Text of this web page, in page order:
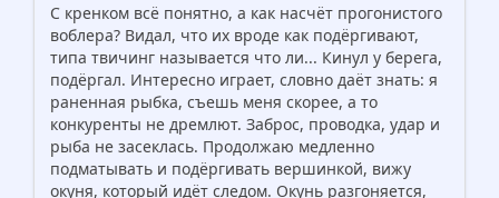
С кренком всё понятно, а как насчёт прогонистого
воблера? Видал, что их вроде как подёргивают,
типа твичинг называется что ли... Кинул у берега,
подёргал. Интересно играет, словно даёт знать: я
раненная рыбка, съешь меня скорее, а то
конкуренты не дремлют. Заброс, проводка, удар и
рыба не засеклась. Продолжаю медленно
подматывать и подёргивать вершинкой, вижу
окуня, который идёт следом. Окунь разгоняется,